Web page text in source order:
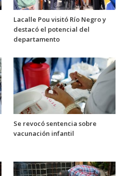
Lacalle Pou visitó Río Negro y
destacó el potencial del
departamento
Se revocó sentencia sobre
vacunación infantil